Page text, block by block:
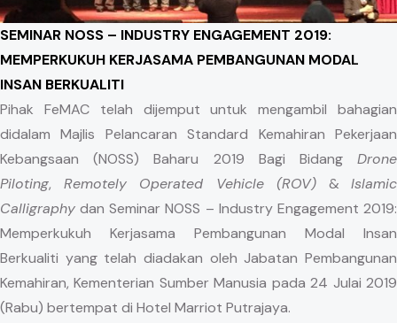
SEMINAR NOSS – INDUSTRY ENGAGEMENT 2019:
MEMPERKUKUH KERJASAMA PEMBANGUNAN MODAL
INSAN BERKUALITI
Pihak FeMAC telah dijemput untuk mengambil bahagian
didalam Majlis Pelancaran Standard Kemahiran Pekerjaan
Kebangsaan (NOSS) Baharu 2019 Bagi Bidang Drone
Piloting, Remotely Operated Vehicle (ROV) & Islamic
Calligraphy dan Seminar NOSS – Industry Engagement 2019:
Memperkukuh Kerjasama Pembangunan Modal Insan
Berkualiti yang telah diadakan oleh Jabatan Pembangunan
Kemahiran, Kementerian Sumber Manusia pada 24 Julai 2019
(Rabu) bertempat di Hotel Marriot Putrajaya.